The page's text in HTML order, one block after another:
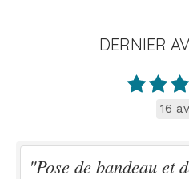
DERNIER
16
"Pose de bandeau et